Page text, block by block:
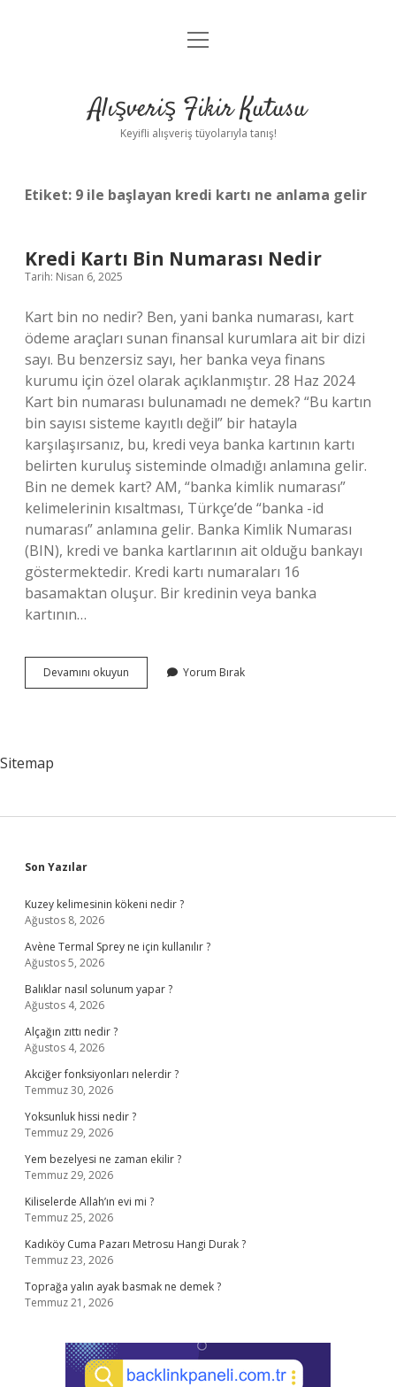
Anasayfa
Yasal Uyarı
menüyü
Alışveriş Fikir Kutusu
Keyifli alışveriş tüyolarıyla tanış!
Etiket: 9 ile başlayan kredi kartı ne anlama gelir
Kredi Kartı Bin Numarası Nedir
Tarih: Nisan 6, 2025
Kart bin no nedir? Ben, yani banka numarası, kart
ödeme araçları sunan finansal kurumlara ait bir dizi
sayı. Bu benzersiz sayı, her banka veya finans
kurumu için özel olarak açıklanmıştır. 28 Haz 2024
Kart bin numarası bulunamadı ne demek? “Bu kartın
bin sayısı sisteme kayıtlı değil” bir hatayla
karşılaşırsanız, bu, kredi veya banka kartının kartı
belirten kuruluş sisteminde olmadığı anlamına gelir.
Bin ne demek kart? AM, “banka kimlik numarası”
kelimelerinin kısaltması, Türkçe’de “banka -id
numarası” anlamına gelir. Banka Kimlik Numarası
(BIN), kredi ve banka kartlarının ait olduğu bankayı
göstermektedir. Kredi kartı numaraları 16
basamaktan oluşur. Bir kredinin veya banka
kartının…
Devamını okuyun
Kartı
Yorum Bırak
Sitemap
Sidebar
Son Yazılar
Kuzey kelimesinin kökeni nedir ?
Ağustos 8, 2026
Avène Termal Sprey ne için kullanılır ?
Ağustos 5, 2026
Balıklar nasıl solunum yapar ?
Ağustos 4, 2026
Alçağın zıttı nedir ?
Ağustos 4, 2026
Akciğer fonksiyonları nelerdir ?
Temmuz 30, 2026
Yoksunluk hissi nedir ?
Temmuz 29, 2026
Yem bezelyesi ne zaman ekilir ?
Temmuz 29, 2026
Kiliselerde Allah’ın evi mi ?
Temmuz 25, 2026
Kadıköy Cuma Pazarı Metrosu Hangi Durak ?
Temmuz 23, 2026
Toprağa yalın ayak basmak ne demek ?
Temmuz 21, 2026